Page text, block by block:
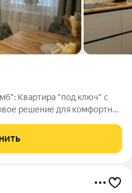
Квартира "под ключ" с
решение для комфортной
ЖК "Колумб" жилой